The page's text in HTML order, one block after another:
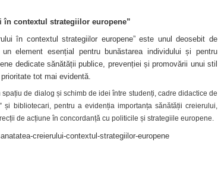
în contextul strategiilor europene”
în contextul strategiilor europene” este unul deosebit de
element esențial pentru bunăstarea individului și pentru
dedicate sănătății publice, prevenției și promovării unui stil
tot mai evidentă.
de dialog și schimb de idei între studenți, cadre didactice de
și bibliotecari, pentru a evidenția importanța sănătății creierului,
de acțiune în concordanță cu politicile și strategiile europene.
creierului-contextul-strategiilor-europene